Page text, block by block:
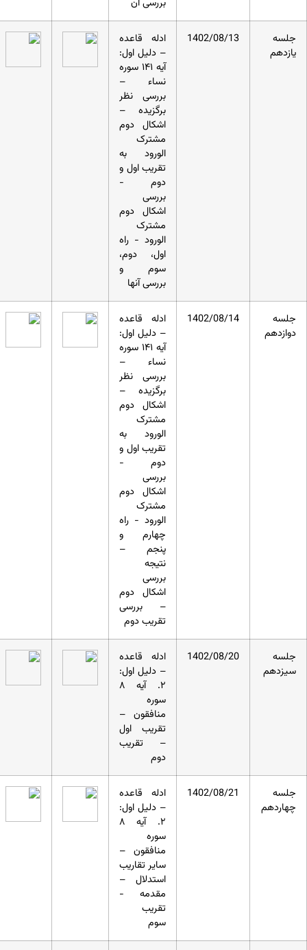
جلسه
یازدهم
1402/08/13
ادله قاعده
– دلیل اول:
آیه ۱۴۱ سوره
نساء –
بررسی نظر
برگزیده –
اشکال دوم
مشترک
الورود به
تقریب اول و
دوم -
بررسی
اشکال دوم
مشترک
الورود - راه
اول، دوم،
سوم و
بررسی آنها
جلسه
دوازدهم
1402/08/14
ادله قاعده
– دلیل اول:
آیه ۱۴۱ سوره
نساء –
بررسی نظر
برگزیده –
اشکال دوم
مشترک
الورود به
تقریب اول و
دوم -
بررسی
اشکال دوم
مشترک
الورود - راه
چهارم و
پنجم –
نتیجه
بررسی
اشکال دوم
– بررسی
تقریب دوم
جلسه
سیزدهم
1402/08/20
ادله قاعده
– دلیل اول:
۲. آیه ۸
سوره
منافقون –
تقریب اول
– تقریب
دوم
جلسه
چهاردهم
1402/08/21
ادله قاعده
– دلیل اول:
۲. آیه ۸
سوره
منافقون –
سایر تقاریب
استدلال –
مقدمه -
تقریب
سوم